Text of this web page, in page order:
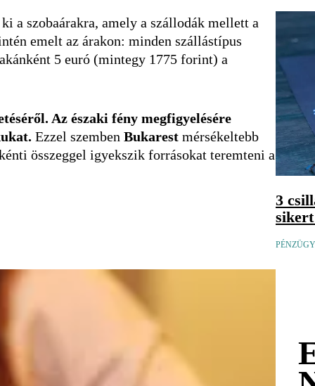
a szobaárakra, amely a szállodák mellett a
emelt az árakon: minden szállástípus
5 euró (mintegy 1775 forint) a
Az északi fény megfigyelésére
Ezzel szemben Bukarest mérsékeltebb
összeggel igyekszik forrásokat teremteni a
3
sikert